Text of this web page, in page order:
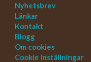
Nyhetsbrev
Länkar
Kontakt
Blogg
Om cookies
Cookie inställningar